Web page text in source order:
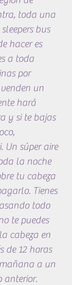
toda una
bus
hacer es
a toda
por
un
hará
y si te bajas
Un súper aire
la noche
tu cabeza
Tienes
todo
te puedes
cabeza en
de 12 horas
a un
anterior.